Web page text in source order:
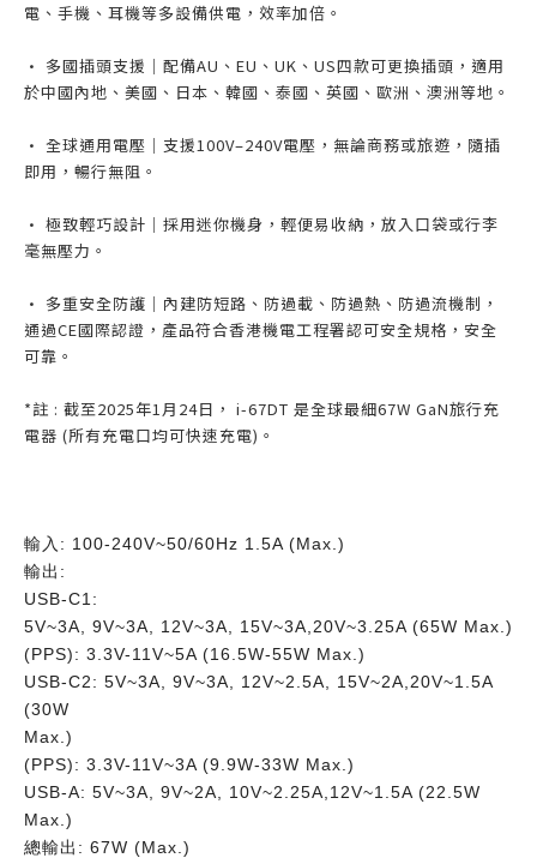
電、手機、耳機等多設備供電，效率加倍。
• 多國插頭支援｜配備AU、EU、UK、US四款可更換插頭，適用
於中國內地、美國、日本、韓國、泰國、英國、歐洲、澳洲等地。
• 全球通用電壓｜支援100V–240V電壓，無論商務或旅遊，隨插
即用，暢行無阻。
• 極致輕巧設計｜採用迷你機身，輕便易收納，放入口袋或行李
毫無壓力。
• 多重安全防護｜內建防短路、防過載、防過熱、防過流機制，
通過CE國際認證，產品符合香港機電工程署認可安全規格，安全
可靠。
*註 : 截至2025年1月24日， i-67DT 是全球最細67W GaN旅行充
電器 (所有充電口均可快速充電)。
輸入: 100-240V~50/60Hz 1.5A (Max.)
輸出:
USB-C1:
5V~3A, 9V~3A, 12V~3A, 15V~3A,20V~3.25A (65W Max.)
(PPS): 3.3V-11V~5A (16.5W-55W Max.)
USB-C2: 5V~3A, 9V~3A, 12V~2.5A, 15V~2A,20V~1.5A
(30W
Max.)
(PPS): 3.3V-11V~3A (9.9W-33W Max.)
USB-A: 5V~3A, 9V~2A, 10V~2.25A,12V~1.5A (22.5W
Max.)
總輸出: 67W (Max.)